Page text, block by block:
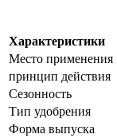
Характеристики
Место применения
принцип действия
Сезонность
Тип удобрения
Форма выпуска